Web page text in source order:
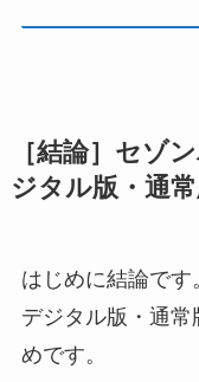
［結論］セゾ
ジタル版・通
はじめに結論で
デジタル版・通
めです。